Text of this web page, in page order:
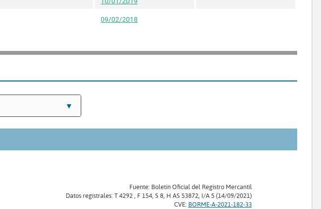
09/02/2018
Fuente: Boletín Oficial del Registro Mercantil
Datos registrales: T 4292 , F 154, S 8, H AS 53872, I/A 5 (14/09/2021)
CVE: BORME-A-2021-182-33